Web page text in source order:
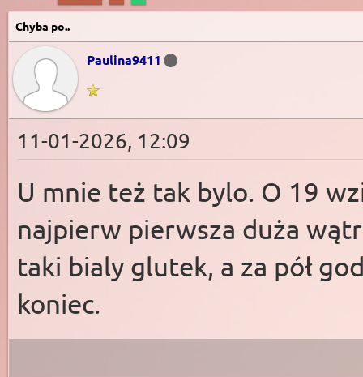
Chyba po..
Paulina9411
11-01-2026, 12:09
U mnie też tak bylo. O 19
najpierw pierwsza duża
taki bialy glutek, a za pół
koniec.